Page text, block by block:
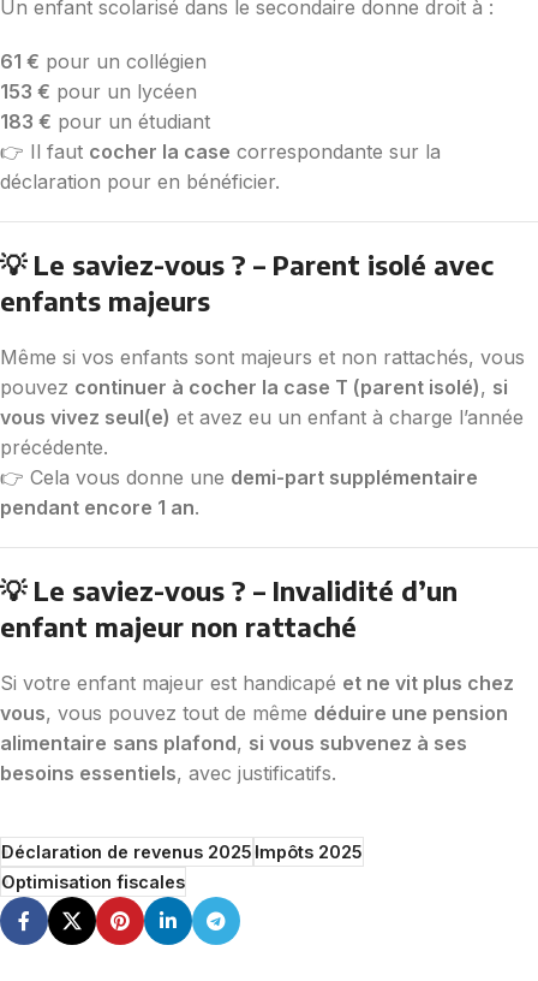
Un enfant scolarisé dans le secondaire donne droit à :
61 € pour un collégien
153 € pour un lycéen
183 € pour un étudiant
👉 Il faut cocher la case correspondante sur la
déclaration pour en bénéficier.
💡 Le saviez-vous ? – Parent isolé avec
enfants majeurs
Même si vos enfants sont majeurs et non rattachés, vous
pouvez continuer à cocher la case T (parent isolé), si
vous vivez seul(e) et avez eu un enfant à charge l’année
précédente.
👉 Cela vous donne une demi-part supplémentaire
pendant encore 1 an.
💡 Le saviez-vous ? – Invalidité d’un
enfant majeur non rattaché
Si votre enfant majeur est handicapé et ne vit plus chez
vous, vous pouvez tout de même déduire une pension
alimentaire sans plafond, si vous subvenez à ses
besoins essentiels, avec justificatifs.
Déclaration de revenus 2025Impôts 2025
Optimisation fiscales